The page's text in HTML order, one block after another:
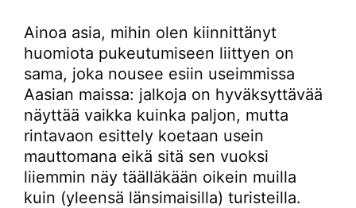
Ainoa asia, mihin olen kiinnittänyt
huomiota pukeutumiseen liittyen on
sama, joka nousee esiin useimmissa
Aasian maissa: jalkoja on hyväksyttävää
näyttää vaikka kuinka paljon, mutta
rintavaon esittely koetaan usein
mauttomana eikä sitä sen vuoksi
liiemmin näy täälläkään oikein muilla
kuin (yleensä länsimaisilla) turisteilla.